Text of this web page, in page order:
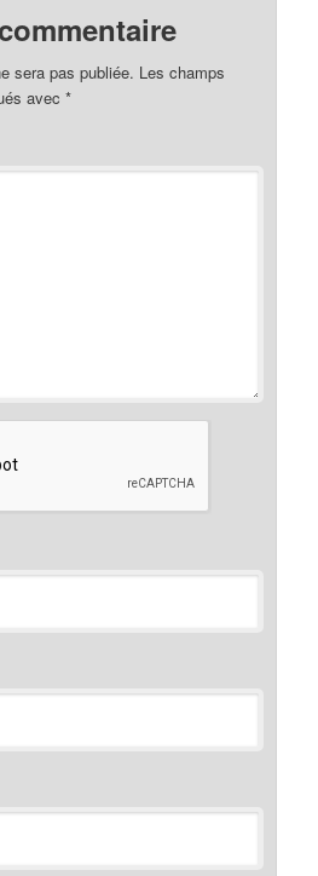
sera pas publiée. Les champs
avec*